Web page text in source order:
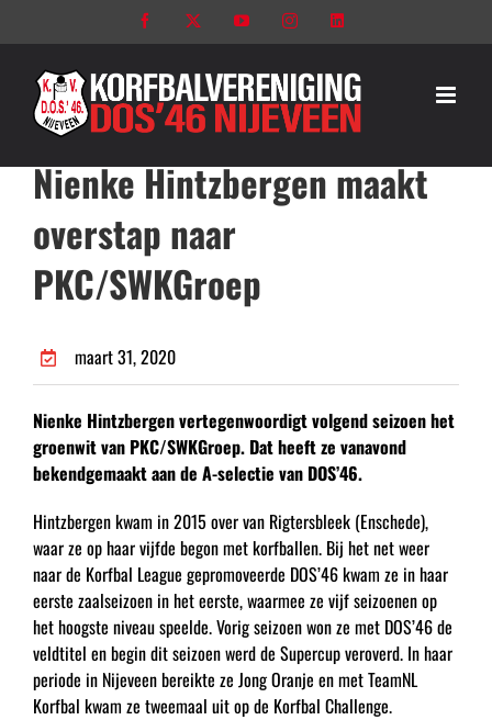
naar
Facebook YouTubeInstagram
Nienke Hintzbergen maakt
overstap naar
PKC/SWKGroep
maart 31, 2020
Nienke Hintzbergen vertegenwoordigt volgend seizoen het
groenwit van PKC/SWKGroep. Dat heeft ze vanavond
bekendgemaakt aan de A-selectie van DOS’46.
Hintzbergen kwam in 2015 over van Rigtersbleek (Enschede),
waar ze op haar vijfde begon met korfballen. Bij het net weer
naar de Korfbal League gepromoveerde DOS’46 kwam ze in haar
eerste zaalseizoen in het eerste, waarmee ze vijf seizoenen op
het hoogste niveau speelde. Vorig seizoen won ze met DOS’46 de
veldtitel en begin dit seizoen werd de Supercup veroverd. In haar
periode in Nijeveen bereikte ze Jong Oranje en met TeamNL
Korfbal kwam ze tweemaal uit op de Korfbal Challenge.